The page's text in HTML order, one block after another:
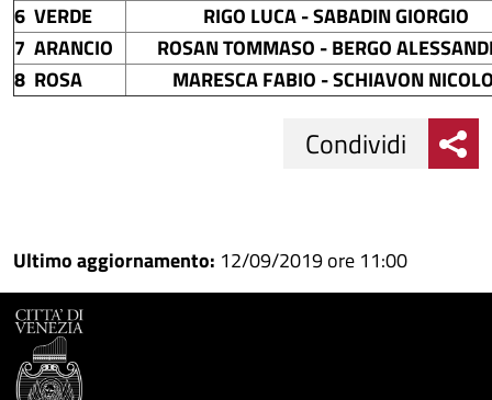
6 VERDE
RIGO LUCA - SABADIN GIORGIO
7 ARANCIO
ROSAN TOMMASO - BERGO
8 ROSA
MARESCA FABIO - SCHIAVON
su
Facebook
Condividi
su
Condividi
Condividi
Ultimo aggiornamento: 12/09/2019 ore 11:00